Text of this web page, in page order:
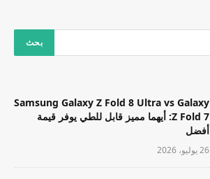
Samsung Galaxy Z Fold 8 Ultra vs Galaxy
Z Fold 7: أيهما مميز قابل للطي يوفر قيمة
أفضل
26 يوليو، 2026